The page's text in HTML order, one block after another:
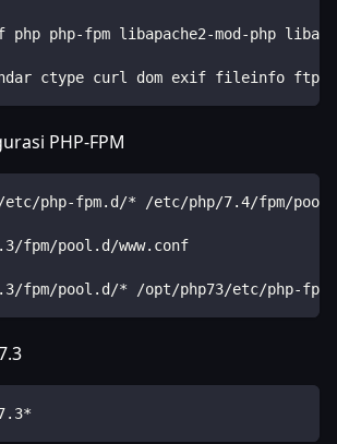
php-fpm libapache2-mod-php
ctype curl dom exif fileinfo ftp gd
PHP-FPM
etc/php-fpm.d/* /etc/php/7.4/fpm/
fpm/pool.d/www.conf
fpm/pool.d/* /opt/php73/etc/php-